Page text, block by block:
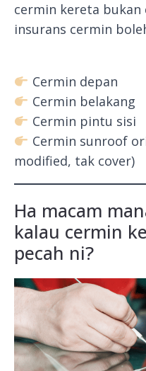
cermin kereta bukan
insurans cermin
Cermin depan
Cermin belakang
Cermin pintu sisi
Cermin sunroof
modified, tak cover)
Ha macam
kalau cermin
pecah ni?